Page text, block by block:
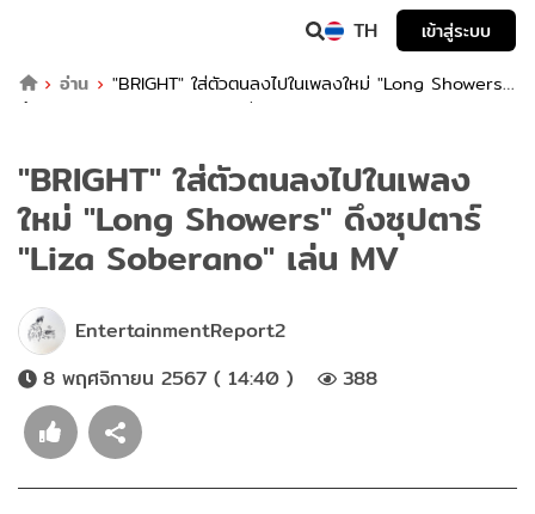
TH
เข้าสู่ระบบ
อ่าน
"BRIGHT" ใส่ตัวตนลงไปในเพลงใหม่ "Long Showers"
ดึงซุปตาร์ "Liza Soberano" เล่น MV
"BRIGHT" ใส่ตัวตนลงไปในเพลง
ใหม่ "Long Showers" ดึงซุปตาร์
"Liza Soberano" เล่น MV
EntertainmentReport2
8 พฤศจิกายน 2567 ( 14:40 )
388